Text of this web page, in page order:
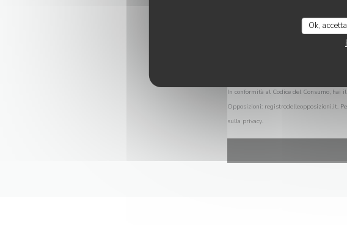
Ok,
In conformità al Codice del Consumo,
Opposizioni: registrodelleopposizioni.it.
sulla privacy.